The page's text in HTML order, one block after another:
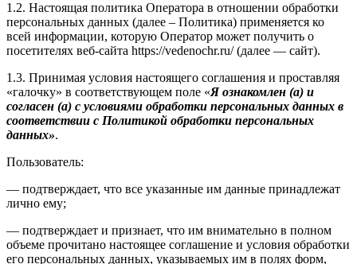
1.2. Настоящая политика Оператора в отношении обработки
персональных данных (далее – Политика) применяется ко
всей информации, которую Оператор может получить о
посетителях веб-сайта https://vedenochr.ru/ (далее — сайт).
1.3. Принимая условия настоящего соглашения и проставляя
«галочку» в соответствующем поле «Я ознакомлен (а) и
согласен (а) с условиями обработки персональных данных в
соответствии с Политикой обработки персональных
данных».
Пользователь:
— подтверждает, что все указанные им данные принадлежат
лично ему;
— подтверждает и признает, что им внимательно в полном
объеме прочитано настоящее соглашение и условия обработки
его персональных данных, указываемых им в полях форм,